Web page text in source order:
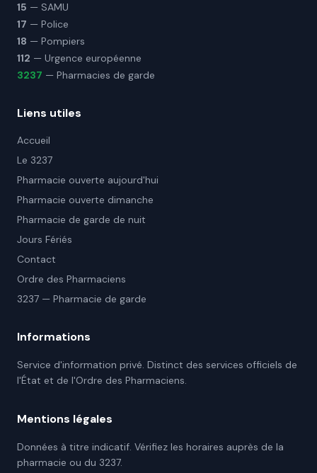
15 — SAMU
17 — Police
18 — Pompiers
112 — Urgence européenne
3237 — Pharmacies de garde
Liens utiles
Accueil
Le 3237
Pharmacie ouverte aujourd'hui
Pharmacie ouverte dimanche
Pharmacie de garde de nuit
Jours Fériés
Contact
Ordre des Pharmaciens
3237 — Pharmacie de garde
Informations
Service d'information privé. Distinct des services officiels de
l'État et de l'Ordre des Pharmaciens.
Mentions légales
Données à titre indicatif. Vérifiez les horaires auprès de la
pharmacie ou du 3237.